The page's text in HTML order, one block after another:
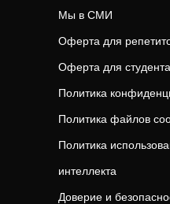
Мы в СМИ
Оферта для
Оферта для студента
Политика
Политика файлов
Политика
интеллекта
Доверие и